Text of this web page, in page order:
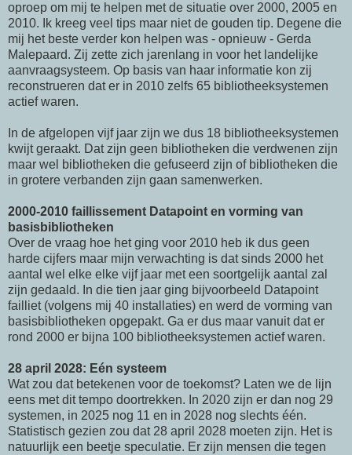
oproep om mij te helpen met de situatie over 2000, 2005 en
2010. Ik kreeg veel tips maar niet de gouden tip. Degene die
mij het beste verder kon helpen was - opnieuw - Gerda
Malepaard. Zij zette zich jarenlang in voor het landelijke
aanvraagsysteem. Op basis van haar informatie kon zij
reconstrueren dat er in 2010 zelfs 65 bibliotheeksystemen
actief waren.
In de afgelopen vijf jaar zijn we dus 18 bibliotheeksystemen
kwijt geraakt. Dat zijn geen bibliotheken die verdwenen zijn
maar wel bibliotheken die gefuseerd zijn of bibliotheken die
in grotere verbanden zijn gaan samenwerken.
2000-2010 faillissement Datapoint en vorming van
basisbibliotheken
Over de vraag hoe het ging voor 2010 heb ik dus geen
harde cijfers maar mijn verwachting is dat sinds 2000 het
aantal wel elke elke vijf jaar met een soortgelijk aantal zal
zijn gedaald. In die tien jaar ging bijvoorbeeld Datapoint
failliet (volgens mij 40 installaties) en werd de vorming van
basisbibliotheken opgepakt. Ga er dus maar vanuit dat er
rond 2000 er bijna 100 bibliotheeksystemen actief waren.
28 april 2028: Eén systeem
Wat zou dat betekenen voor de toekomst? Laten we de lijn
eens met dit tempo doortrekken. In 2020 zijn er dan nog 29
systemen, in 2025 nog 11 en in 2028 nog slechts één.
Statistisch gezien zou dat 28 april 2028 moeten zijn. Het is
natuurlijk een beetje speculatie. Er zijn mensen die tegen